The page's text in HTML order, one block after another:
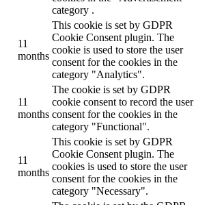
category .
11
months
This cookie is set by GDPR
Cookie Consent plugin. The
cookie is used to store the user
consent for the cookies in the
category "Analytics".
11
months
The cookie is set by GDPR
cookie consent to record the user
consent for the cookies in the
category "Functional".
11
months
This cookie is set by GDPR
Cookie Consent plugin. The
cookies is used to store the user
consent for the cookies in the
category "Necessary".